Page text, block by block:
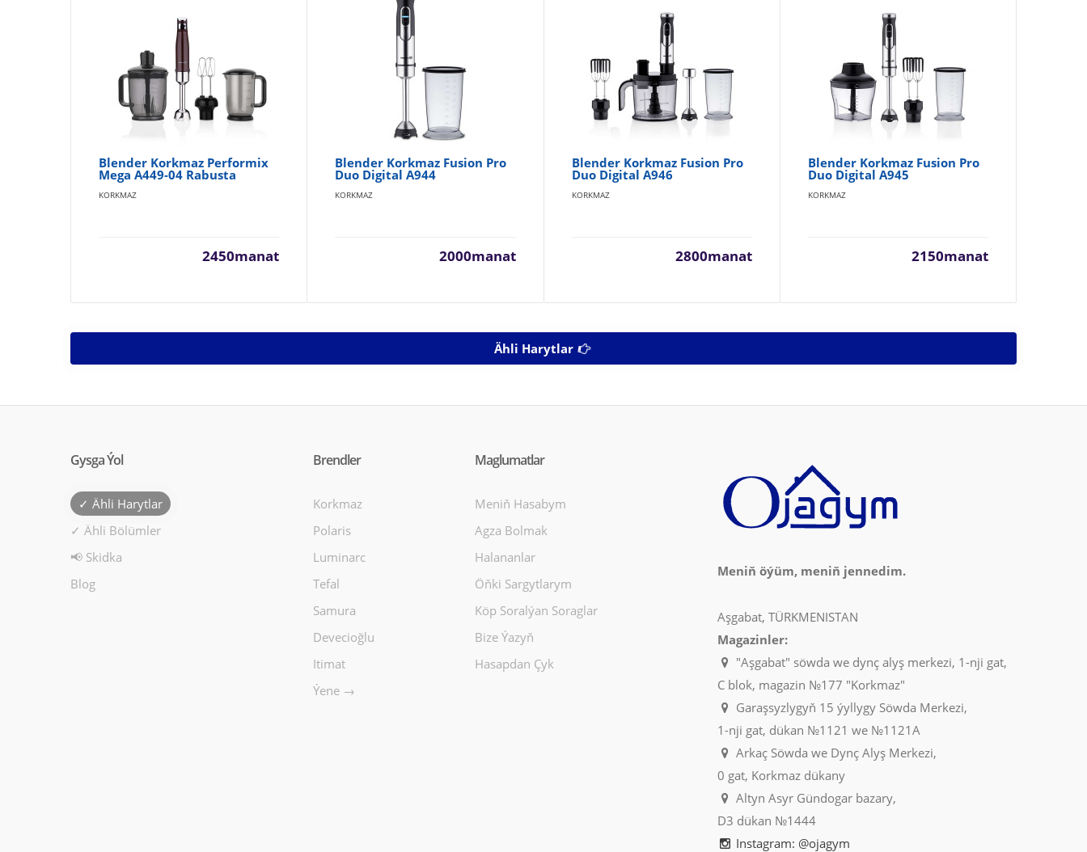
Blender Korkmaz Performix
Mega A449-04 Rabusta
KORKMAZ
2450manat
Blender Korkmaz Fusion Pro
Duo Digital A944
KORKMAZ
2000manat
Blender Korkmaz Fusion Pro
Duo Digital A946
KORKMAZ
2800manat
Blender Korkmaz Fusion Pro
Duo Digital A945
KORKMAZ
2150manat
Ähli Harytlar
Gysga Ýol
✓ Ähli Harytlar
✓ Ähli Bölümler
📢 Skidka
Blog
Brendler
Korkmaz
Polaris
Luminarc
Tefal
Samura
Devecioğlu
Itimat
Ýene →
Maglumatlar
Meniň Hasabym
Agza Bolmak
Halananlar
Öňki Sargytlarym
Köp Soralýan Soraglar
Bize Ýazyň
Hasapdan Çyk
Meniň öýüm, meniň jennedim.
Aşgabat, TÜRKMENISTAN
Magazinler:
"Aşgabat" söwda we dynç alyş merkezi, 1-nji gat,
C blok, magazin №177 "Korkmaz"
Garaşsyzlygyň 15 ýyllygy Söwda Merkezi,
1-nji gat, dükan №1121 we №1121A
Arkaç Söwda we Dynç Alyş Merkezi,
0 gat, Korkmaz dükany
Altyn Asyr Gündogar bazary,
D3 dükan №1444
Instagram: @ojagym